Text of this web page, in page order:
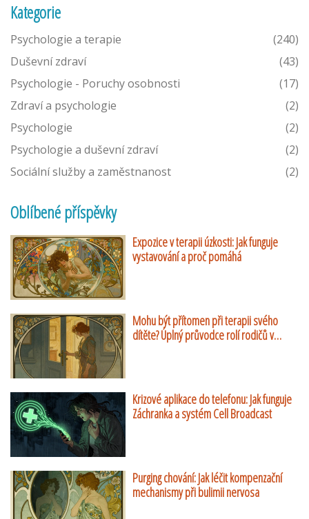
Kategorie
Psychologie a terapie
(240)
Duševní zdraví
(43)
Psychologie - Poruchy osobnosti
(17)
Zdraví a psychologie
(2)
Psychologie
(2)
Psychologie a duševní zdraví
(2)
Sociální služby a zaměstnanost
(2)
Oblíbené příspěvky
Expozice v terapii úzkosti: Jak funguje
vystavování a proč pomáhá
Mohu být přítomen při terapii svého
dítěte? Úplný průvodce rolí rodičů v
Krizové aplikace do telefonu: Jak funguje
Záchranka a systém Cell Broadcast
Purging chování: Jak léčit kompenzační
mechanismy při bulimii nervosa